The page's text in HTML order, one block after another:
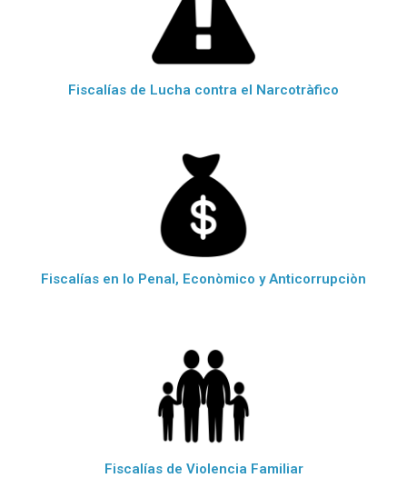
Fiscalías de Lucha contra el Narcotràfico
Fiscalías en lo Penal, Econòmico y Anticorrupciòn
Fiscalías de Violencia Familiar